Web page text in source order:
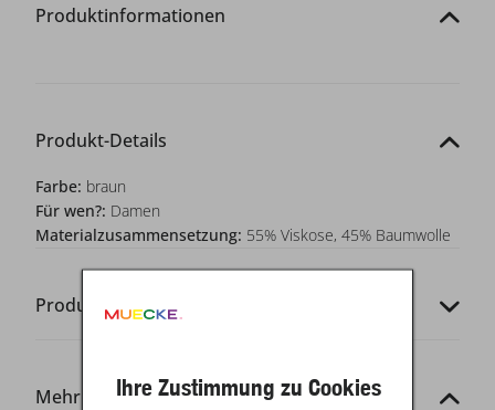
Produktinformationen
Produkt-Details
Farbe: braun
Für wen?: Damen
Materialzusammensetzung: 55% Viskose, 45% Baumwolle
Produkt-Codes
Mehr von dieser Marke
Ihre Zustimmung zu Cookies